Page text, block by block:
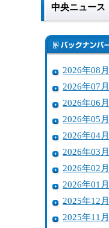
中央ニュース
2026年08月
2026年07月
2026年06月
2026年05月
2026年04月
2026年03月
2026年02月
2026年01月
2025年12月
2025年11月